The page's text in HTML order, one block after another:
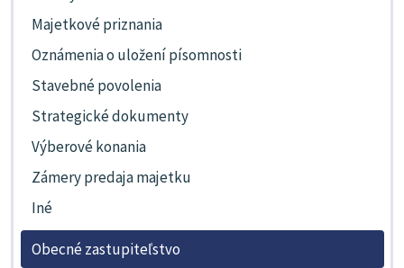
Majetkové priznania
Oznámenia o uložení písomnosti
Stavebné povolenia
Strategické dokumenty
Výberové konania
Zámery predaja majetku
Iné
Obecné zastupiteľstvo